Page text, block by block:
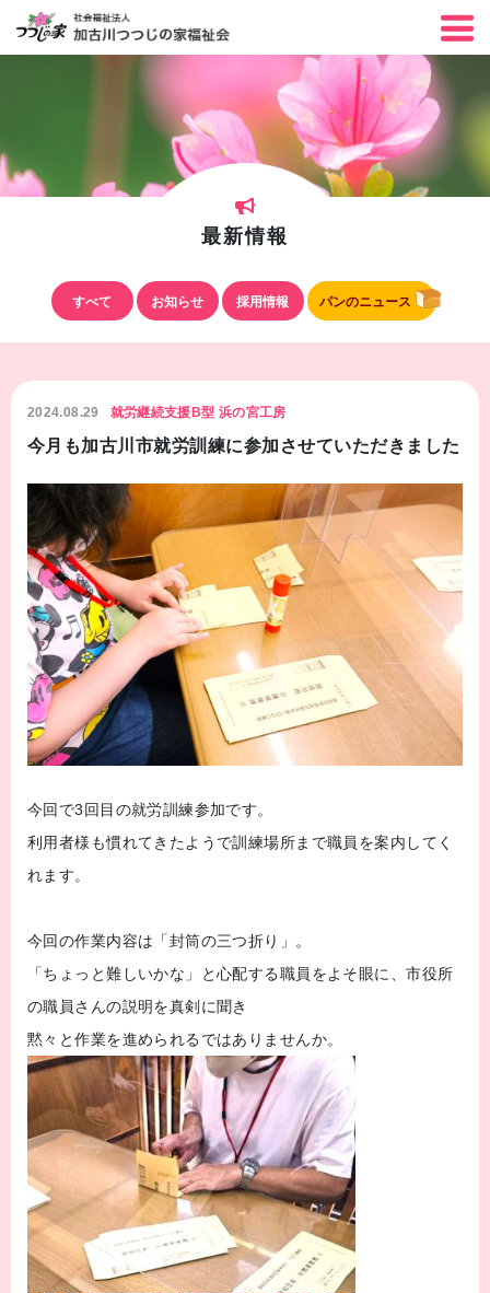
最新情報
すべて お知らせ 採用情報 パンのニュース
2024.08.29 就労継続支援B型 浜の宮工房
今月も加古川市就労訓練に参加させていただきました
今回で3回目の就労訓練参加です。
利用者様も慣れてきたようで訓練場所まで職員を案内してく
れます。
今回の作業内容は「封筒の三つ折り」。
「ちょっと難しいかな」と心配する職員をよそ眼に、市役所
の職員さんの説明を真剣に聞き
黙々と作業を進められるではありませんか。